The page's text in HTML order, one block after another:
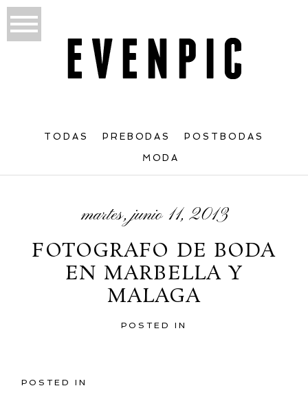
TODAS PREBODAS POSTBODAS
MODA
martes, junio 11, 2013
FOTOGRAFO DE BODA
EN MARBELLA Y
MALAGA
POSTED IN
POSTED IN